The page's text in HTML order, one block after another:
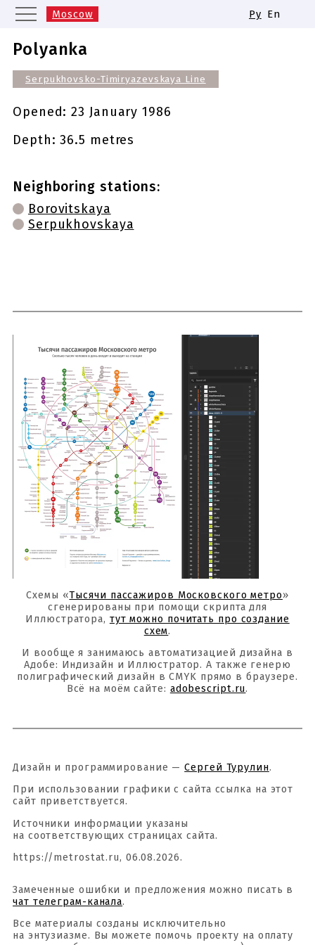
Moscow
Kazan
Novosibirsk
Samara
Same names of metro stations
Ру En
Polyanka
Serpukhovsko-Timiryazevskaya Line
Opened:23 January 1986
Depth: 36.5 metres
Neighboring stations:
Borovitskaya
Serpukhovskaya
Схемы «Тысячи пассажиров Московского метро»
сгенерированы при помощи скрипта для
Иллюстратора, тут можно почитать про создание
схем.
И вообще я занимаюсь автоматизацией дизайна в
Адобе: Индизайн и Иллюстратор. А также генерю
полиграфический дизайн в CMYK прямо в браузере.
Всё на моём сайте: adobescript.ru.
Дизайн и программирование —Сергей Турулин.
При использовании графики с сайта ссылка на этот
сайт приветствуется.
Источники информации указаны
на соответствующих страницах сайта.
https://metrostat.ru, 06.08.2026.
Замеченные ошибки и предложения можно писать в
чат телеграм-канала.
Все материалы созданы исключительно
на энтузиазме. Вы можете помочь проекту на оплату